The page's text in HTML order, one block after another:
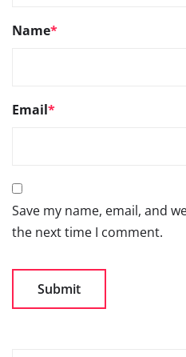
Name*
Email*
Save my name, email, and
the next time I comment.